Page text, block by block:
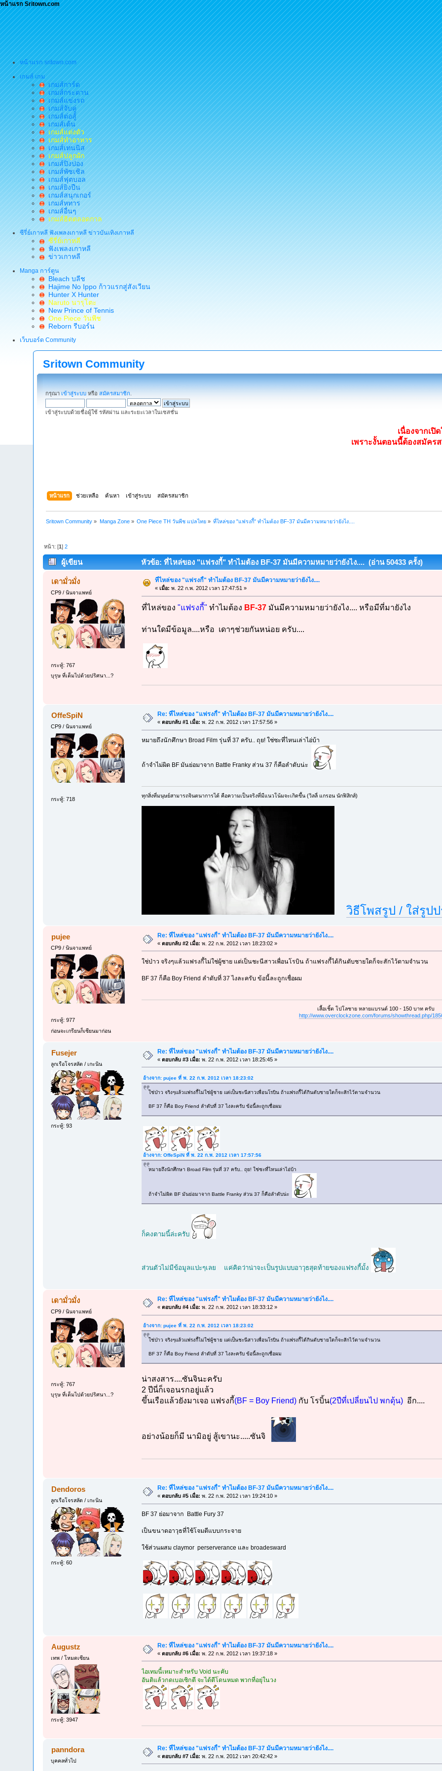
หน้าแรก Sritown.com
หน้าแรก sritown.com
เกมส์ เกม
เกมส์การ์ด
เกมส์กระดาน
เกมส์แข่งรถ
เกมส์จับคู่
เกมส์ต่อสู้
เกมส์เต้น
เกมส์แต่งตัว
เกมส์ทำอาหาร
เกมส์เทนนิส
เกมส์ปลูกผัก
เกมส์ปิงปอง
เกมส์พัซเซิล
เกมส์ฟุตบอล
เกมส์ยิงปืน
เกมส์สนุกเกอร์
เกมส์หทาร
เกมส์อื่นๆ
เกมส์ฮิตตลอดกาล
ซีรี่ย์เกาหลี ฟังเพลงเกาหลี ข่าวบันเทิงเกาหลี
ซีรี่ย์เกาหลี
ฟังเพลงเกาหลี
ข่าวเกาหลี
Manga การ์ตูน
Bleach บลีช
Hajime No Ippo ก้าวแรกสู่สังเวียน
Hunter X Hunter
Naruto นารุโตะ
New Prince of Tennis
One Piece วันพีช
Reborn รีบอร์น
เว็บบอร์ด Community
Sritown Community
กรุณา เข้าสู่ระบบ หรือสมัครสมาชิก
เข้าสู่ระบบด้วยชื่อผู้ใช้ รหัสผ่าน และระยะเวลาในเซสชั่น
เนื่องจากเปิ
เพราะงั้นตอนนี้ต้องสมัค
หน้าแรก ช่วยเหลือ ค้นหา เข้าสู่ระบบ สมัครสมาชิก
Sritown Community » Manga Zone» One Piece TH วันพีช แปลไทย » ที่ไหล่ของ "แฟรงกี้" ทำไมต้อง BF-37 มันมีความหมายว่ายังไง....
หน้า: [1]2
ผู้เขียน หัวข้อ: ที่ไหล่ของ "แฟรงกี้" ทำไมต้อง BF-37 มันมีความหมายว่ายังไง.... (อ่าน 50433 ครั้ง)
เดามั่วมั่ง
CP9 / นินจาแพทย์
กระทู้: 767
บุรุษ ที่เต็มไปด้วยปริศนา...?
ที่ไหล่ของ "แฟรงกี้" ทำไมต้อง BF-37 มันมีความหมายว่ายังไง....
«เมื่อ: พ. 22 ก.พ. 2012 เวลา 17:47:51 »
ที่ไหล่ของ "แฟรงกี้" ทำไมต้อง BF-37มันมีความหมายว่ายังไง.... หรือมีที่มายังไง
ท่านใดมีข้อมูล....หรือ เดาๆช่วยกันหน่อย ครับ....
OffeSpiN
CP9 / นินจาแพทย์
กระทู้: 718
Re: ที่ไหล่ของ "แฟรงกี้" ทำไมต้อง BF-37 มันมีความหมายว่ายังไง....
«ตอบกลับ #1 เมื่อ: พ. 22 ก.พ. 2012 เวลา 17:57:56 »
หมายถึงนักศึกษา Broad Film รุ่นที่ 37 ครับ.. ถุย! ใช่ซะที่ไหนเล่าไอ่บ้า
ถ้าจำไม่ผิด BF มันย่อมาจาก Battle Franky ส่วน 37 ก็คือลำดับน่ะ
ทุกสิ่งที่มนุษย์สามารถจินตนาการได้ คือความเป็นจริงที่มีแนวโน้มจะเกิดขึ้น (วิลลี่ แกรอน นักฟิสิกส์)
วิธีโพสรูป / ใส่รูป
pujee
CP9 / นินจาแพทย์
กระทู้: 977
ก่อนจะเกรียนก็เซียนมาก่อน
Re: ที่ไหล่ของ "แฟรงกี้" ทำไมต้อง BF-37 มันมีความหมายว่ายังไง....
«ตอบกลับ #2 เมื่อ: พ. 22 ก.พ. 2012 เวลา 18:23:02 »
ใช่ป่าว จริงๆแล้วแฟรงกี้ไม่ใช่ผู้ชาย แต่เป็นชะนีสาวเพื่อนโรบิน ถ้าแฟรงกี้ได้กินตับชายใดก็จะสักไว้ตามจำนวน
BF 37 ก็คือ Boy Friend ลำดับที่ 37 ไงละครับ ข้อนี้ละถูกเชื่อผม
เสื้อเชิ้ต โปโลชาย หลายแบรนด์ 100 - 150 บาท ครับ
http://www.overclockzone.com/forums/showthread.php/
Fusejer
ลูกเรือโจรสลัด / เกะนิน
กระทู้: 93
Re: ที่ไหล่ของ "แฟรงกี้" ทำไมต้อง BF-37 มันมีความหมายว่ายังไง....
«ตอบกลับ #3 เมื่อ: พ. 22 ก.พ. 2012 เวลา 18:25:45 »
อ้างจาก: pujee ที่ พ. 22 ก.พ. 2012 เวลา 18:23:02
ใช่ป่าว จริงๆแล้วแฟรงกี้ไม่ใช่ผู้ชาย แต่เป็นชะนีสาวเพื่อนโรบิน ถ้าแฟรงกี้ได้กินตับชายใดก็จะสักไว้ตามจำนวน
BF 37 ก็คือ Boy Friend ลำดับที่ 37 ไงละครับ ข้อนี้ละถูกเชื่อผม
อ้างจาก: OffeSpiN ที่ พ. 22 ก.พ. 2012 เวลา 17:57:56
หมายถึงนักศึกษา Broad Film รุ่นที่ 37 ครับ.. ถุย! ใช่ซะที่ไหนเล่าไอ่บ้า
ถ้าจำไม่ผิด BF มันย่อมาจาก Battle Franky ส่วน 37 ก็คือลำดับน่ะ
ก็คงตามนี้ล่ะครับ
ส่วนตัวไม่มีข้อมูลแปะๆเลย แค่คิดว่าน่าจะเป็นรูปแบบอาวุธสุดท้ายของแฟรงกี้มั้ง
เดามั่วมั่ง
CP9 / นินจาแพทย์
กระทู้: 767
บุรุษ ที่เต็มไปด้วยปริศนา...?
Re: ที่ไหล่ของ "แฟรงกี้" ทำไมต้อง BF-37 มันมีความหมายว่ายังไง....
«ตอบกลับ #4 เมื่อ: พ. 22 ก.พ. 2012 เวลา 18:33:12 »
อ้างจาก: pujee ที่ พ. 22 ก.พ. 2012 เวลา 18:23:02
ใช่ป่าว จริงๆแล้วแฟรงกี้ไม่ใช่ผู้ชาย แต่เป็นชะนีสาวเพื่อนโรบิน ถ้าแฟรงกี้ได้กินตับชายใดก็จะสักไว้ตามจำนวน
BF 37 ก็คือ Boy Friend ลำดับที่ 37 ไงละครับ ข้อนี้ละถูกเชื่อผม
น่าสงสาร....ซันจินะครับ
2 ปีนี่ก็เจอนรกอยู่แล้ว
ขึ้นเรือแล้วยังมาเจอ แฟรงกี้(BF = Boy Friend)กับ โรบิ้น(2ปีที่เปลี่ยนไป พกดุ้น)อีก....
อย่างน้อยก็มี นามิอยู่ สู้เขานะ.....ซันจิ
Dendoros
ลูกเรือโจรสลัด / เกะนิน
กระทู้: 60
Re: ที่ไหล่ของ "แฟรงกี้" ทำไมต้อง BF-37 มันมีความหมายว่ายังไง....
«ตอบกลับ #5 เมื่อ: พ. 22 ก.พ. 2012 เวลา 19:24:10 »
BF 37 ย่อมาจาก Battle Fury 37
เป็นขนาดอาวุธที่ใช้โจมตีแบบกระจาย
ใช้ส่วนผสม claymor perserverance และ broadesward
Augustz
เทพ / โหมดเซียน
กระทู้: 3947
Re: ที่ไหล่ของ "แฟรงกี้" ทำไมต้อง BF-37 มันมีความหมายว่ายังไง....
«ตอบกลับ #6 เมื่อ: พ. 22 ก.พ. 2012 เวลา 19:37:18 »
ไอเทมนี้เหมาะสำหรับ Void นะคับ
อันติแล้วกดเบอเซิกตี จะได้ตีโดนหมด พวกที่อยุ่ในวง
panndora
บุคคลทั่วไป
Re: ที่ไหล่ของ "แฟรงกี้" ทำไมต้อง BF-37 มันมีความหมายว่ายังไง....
«ตอบกลับ #7 เมื่อ: พ. 22 ก.พ. 2012 เวลา 20:42:42 »